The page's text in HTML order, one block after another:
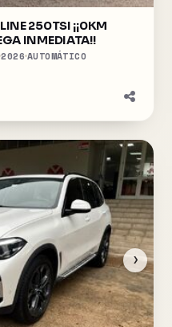
250TSI ¡¡0KM
INMEDIATA!!
2026AUTOMÁTICO
›